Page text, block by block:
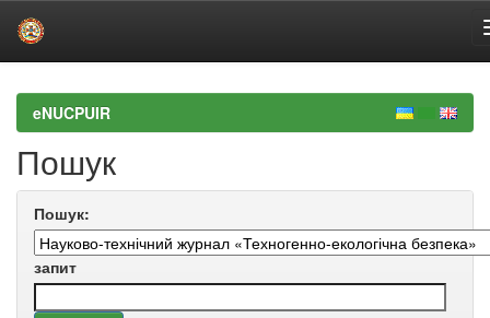
navigationeNUCPUIR
Пошук
Пошук:
запит